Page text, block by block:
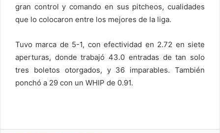
gran control y comando en sus pitcheos, cualidades
que lo colocaron entre los mejores de la liga.
Tuvo marca de 5-1, con efectividad en 2.72 en siete
aperturas, donde trabajó 43.0 entradas de tan solo
tres boletos otorgados, y 36 imparables. También
ponchó a 29 con un WHIP de 0.91.